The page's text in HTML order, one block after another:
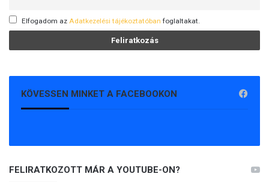
Elfogadom az Adatkezelési tájékoztatóban foglaltakat.
KÖVESSEN MINKET A FACEBOOKON
FELIRATKOZOTT MÁR A YOUTUBE-ON?